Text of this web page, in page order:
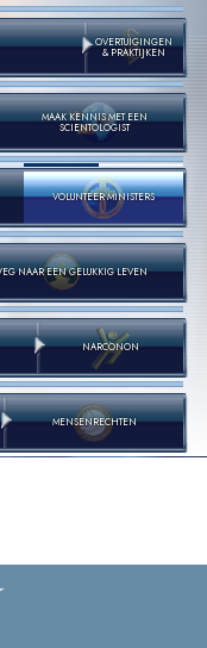
OVERTUIGINGEN
& PRAKTIJKEN
MAAK KENNIS MET EEN
SCIENTOLOGIST
VOLUNTEER MINISTERS
NAAR EEN GELUKKIG LEVEN
NARCONON
MENSEN­RECHTEN